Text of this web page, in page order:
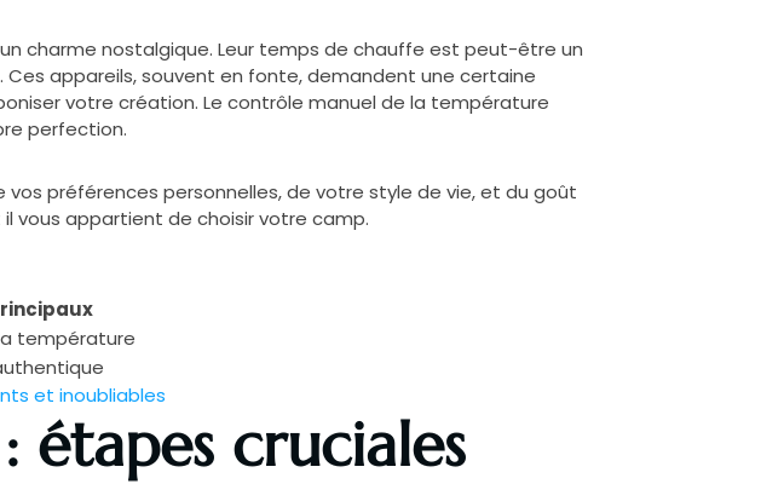
charme nostalgique. Leur temps de chauffe est peut-être un
appareils, souvent en fonte, demandent une certaine
votre création. Le contrôle manuel de la température
perfection.
préférences personnelles, de votre style de vie, et du goût
vous appartient de choisir votre camp.
température
et inoubliables
étapes cruciales